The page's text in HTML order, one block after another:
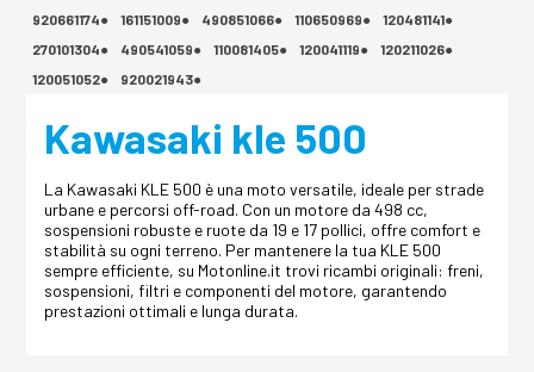
920661174●
161151009● 490851066● 110650969●
120481141●
270101304●
490541059● 110081405● 120041119●
120211026●
120051052●
920021943●
Kawasaki kle 500
La Kawasaki KLE 500 è una moto versatile, ideale per strade
urbane e percorsi off-road. Con un motore da 498 cc,
sospensioni robuste e ruote da 19 e 17 pollici, offre comfort e
stabilità su ogni terreno. Per mantenere la tua KLE 500
sempre efficiente, su Motonline.it trovi ricambi originali: freni,
sospensioni, filtri e componenti del motore, garantendo
prestazioni ottimali e lunga durata.